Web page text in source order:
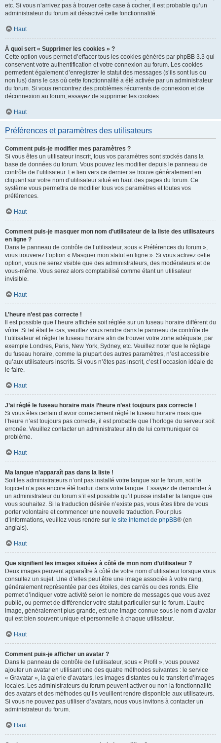
etc. Si vous n’arrivez pas à trouver cette case à cocher, il est probable qu’un
administrateur du forum ait désactivé cette fonctionnalité.
Haut
À quoi sert « Supprimer les cookies » ?
Cette option vous permet d’effacer tous les cookies générés par phpBB 3.3 qui
conservent votre authentification et votre connexion au forum. Les cookies
permettent également d’enregistrer le statut des messages (s’ils sont lus ou
non lus) dans le cas où cette fonctionnalité a été activée par un administrateur
du forum. Si vous rencontrez des problèmes récurrents de connexion et de
déconnexion au forum, essayez de supprimer les cookies.
Haut
Préférences et paramètres des utilisateurs
Comment puis-je modifier mes paramètres ?
Si vous êtes un utilisateur inscrit, tous vos paramètres sont stockés dans la
base de données du forum. Vous pouvez les modifier depuis le panneau de
contrôle de l’utilisateur. Le lien vers ce dernier se trouve généralement en
cliquant sur votre nom d’utilisateur situé en haut des pages du forum. Ce
système vous permettra de modifier tous vos paramètres et toutes vos
préférences.
Haut
Comment puis-je masquer mon nom d’utilisateur de la liste des utilisateurs
en ligne ?
Dans le panneau de contrôle de l’utilisateur, sous « Préférences du forum »,
vous trouverez l’option « Masquer mon statut en ligne ». Si vous activez cette
option, vous ne serez visible que des administrateurs, des modérateurs et de
vous-même. Vous serez alors comptabilisé comme étant un utilisateur
invisible.
Haut
L’heure n’est pas correcte !
Il est possible que l’heure affichée soit réglée sur un fuseau horaire différent du
vôtre. Si tel était le cas, veuillez vous rendre dans le panneau de contrôle de
l’utilisateur et régler le fuseau horaire afin de trouver votre zone adéquate, par
exemple Londres, Paris, New York, Sydney, etc. Veuillez noter que le réglage
du fuseau horaire, comme la plupart des autres paramètres, n’est accessible
qu’aux utilisateurs inscrits. Si vous n’êtes pas inscrit, c’est l’occasion idéale de
le faire.
Haut
J’ai réglé le fuseau horaire mais l’heure n’est toujours pas correcte !
Si vous êtes certain d’avoir correctement réglé le fuseau horaire mais que
l’heure n’est toujours pas correcte, il est probable que l’horloge du serveur soit
erronée. Veuillez contacter un administrateur afin de lui communiquer ce
problème.
Haut
Ma langue n’apparaît pas dans la liste !
Soit les administrateurs n’ont pas installé votre langue sur le forum, soit le
logiciel n’a pas encore été traduit dans votre langue. Essayez de demander à
un administrateur du forum s’il est possible qu’il puisse installer la langue que
vous souhaitez. Si la traduction désirée n’existe pas, vous êtes libre de vous
porter volontaire et commencer une nouvelle traduction. Pour plus
d’informations, veuillez vous rendre sur le site internet de phpBB® (en
anglais).
Haut
Que signifient les images situées à côté de mon nom d’utilisateur ?
Deux images peuvent apparaître à côté de votre nom d’utilisateur lorsque vous
consultez un sujet. Une d’elles peut être une image associée à votre rang,
généralement représentée par des étoiles, des carrés ou des ronds. Elle
permet d’indiquer votre activité selon le nombre de messages que vous avez
publié, ou permet de différencier votre statut particulier sur le forum. L’autre
image, généralement plus grande, est une image connue sous le nom d’avatar
qui est bien souvent unique et personnelle à chaque utilisateur.
Haut
Comment puis-je afficher un avatar ?
Dans le panneau de contrôle de l’utilisateur, sous « Profil », vous pouvez
ajouter un avatar en utilisant une des quatre méthodes suivantes : le service
« Gravatar », la galerie d’avatars, les images distantes ou le transfert d’images
locales. Les administrateurs du forum peuvent activer ou non la fonctionnalité
des avatars et des méthodes qu’ils veuillent rendre disponible aux utilisateurs.
Si vous ne pouvez pas utiliser d’avatars, nous vous invitons à contacter un
administrateur du forum.
Haut